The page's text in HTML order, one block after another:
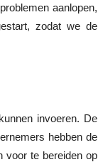
aanlopen,
zodat we de
invoeren. De
hebben de
voor te bereiden op